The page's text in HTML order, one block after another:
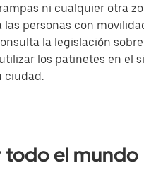
ni cualquier otra
las personas con
la legislación
los patinetes en el
ciudad.
todo el mundo